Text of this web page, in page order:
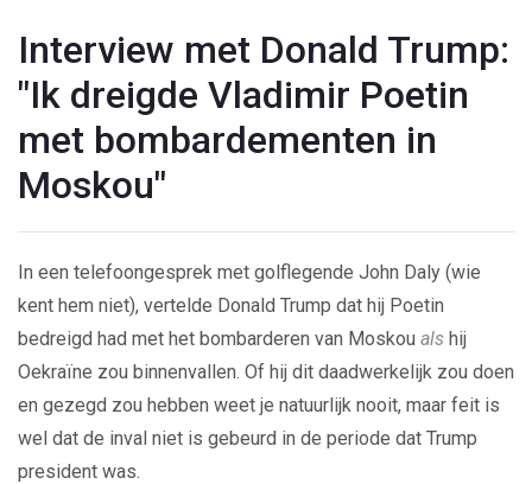
Interview met Donald Trump:
"Ik dreigde Vladimir Poetin
met bombardementen in
Moskou"
In een telefoongesprek met golflegende John Daly (wie
kent hem niet), vertelde Donald Trump dat hij Poetin
bedreigd had met het bombarderen van Moskou als hij
Oekraïne zou binnenvallen. Of hij dit daadwerkelijk zou doen
en gezegd zou hebben weet je natuurlijk nooit, maar feit is
wel dat de inval niet is gebeurd in de periode dat Trump
president was.